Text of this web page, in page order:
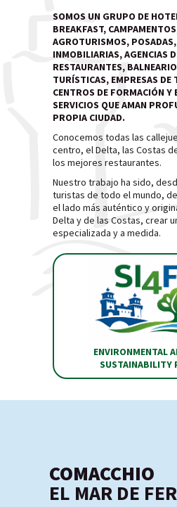
SOMOS UN GRUPO DE
BREAKFAST,
AGROTURISMOS, POSADAS,
INMOBILIARIAS, AGENCIAS
RESTAURANTES,
TURÍSTICAS, EMPRESAS DE
CENTROS DE FORMACIÓN Y
SERVICIOS QUE AMAN
PROPIA CIUDAD.
Conocemos todas las
centro, el Delta, las Costas
los mejores restaurantes.
Nuestro trabajo ha sido,
turistas de todo el mundo,
el lado más auténtico y
Delta y de las Costas, crear
especializada y a medida.
ENVIRONMENTAL
SUSTAINABILITY
COMACCHIO
EL MAR DE